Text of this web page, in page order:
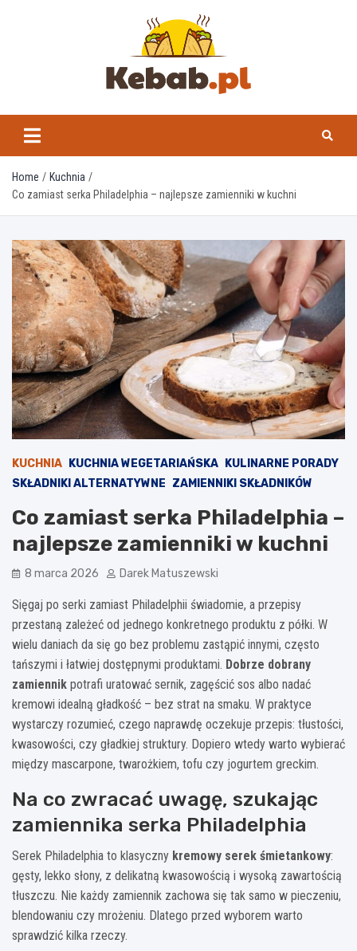
kebab.pl
Home
Kuchnia
Co zamiast serka Philadelphia – najlepsze zamienniki w kuchni
KUCHNIA KUCHNIA WEGETARIAŃSKA
KULINARNE PORADY
SKŁADNIKI ALTERNATYWNE ZAMIENNIKI SKŁADNIKÓW
Co zamiast serka Philadelphia –
najlepsze zamienniki w kuchni
8 marca 2026 Darek Matuszewski
Sięgaj po serki zamiast Philadelphii świadomie, a przepisy
przestaną zależeć od jednego konkretnego produktu z półki. W
wielu daniach da się go bez problemu zastąpić innymi, często
tańszymi i łatwiej dostępnymi produktami. Dobrze dobrany
zamiennik potrafi uratować sernik, zagęścić sos albo nadać
kremowi idealną gładkość – bez strat na smaku. W praktyce
wystarczy rozumieć, czego naprawdę oczekuje przepis: tłustości,
kwasowości, czy gładkiej struktury. Dopiero wtedy warto wybierać
między mascarpone, twarożkiem, tofu czy jogurtem greckim.
Na co zwracać uwagę, szukając
zamiennika serka Philadelphia
Serek Philadelphia to klasyczny kremowy serek śmietankowy:
gęsty, lekko słony, z delikatną kwasowością i wysoką zawartością
tłuszczu. Nie każdy zamiennik zachowa się tak samo w pieczeniu,
blendowaniu czy mrożeniu. Dlatego przed wyborem warto
sprawdzić kilka rzeczy.